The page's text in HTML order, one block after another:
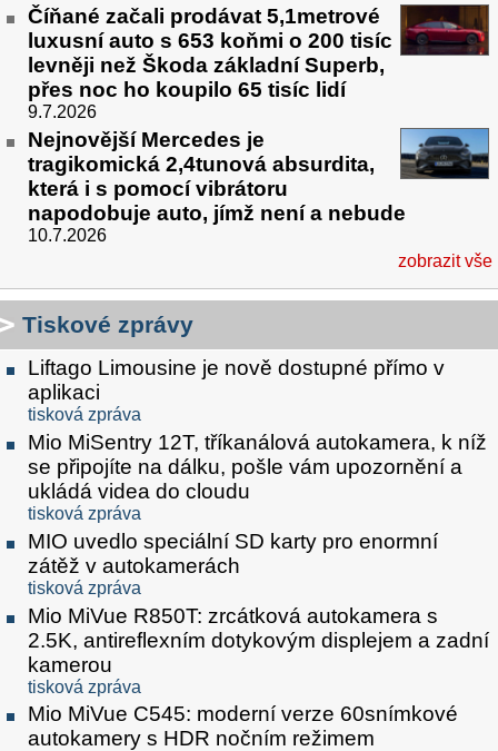
Číňané začali prodávat 5,1metrové
luxusní auto s 653 koňmi o 200 tisíc
levněji než Škoda základní Superb,
přes noc ho koupilo 65 tisíc lidí
9.7.2026
Nejnovější Mercedes je
tragikomická 2,4tunová absurdita,
která i s pomocí vibrátoru
napodobuje auto, jímž není a nebude
10.7.2026
zobrazit vše
Tiskové zprávy
Liftago Limousine je nově dostupné přímo v
aplikaci
tisková zpráva
Mio MiSentry 12T, tříkanálová autokamera, k níž
se připojíte na dálku, pošle vám upozornění a
ukládá videa do cloudu
tisková zpráva
MIO uvedlo speciální SD karty pro enormní
zátěž v autokamerách
tisková zpráva
Mio MiVue R850T: zrcátková autokamera s
2.5K, antireflexním dotykovým displejem a zadní
kamerou
tisková zpráva
Mio MiVue C545: moderní verze 60snímkové
autokamery s HDR nočním režimem